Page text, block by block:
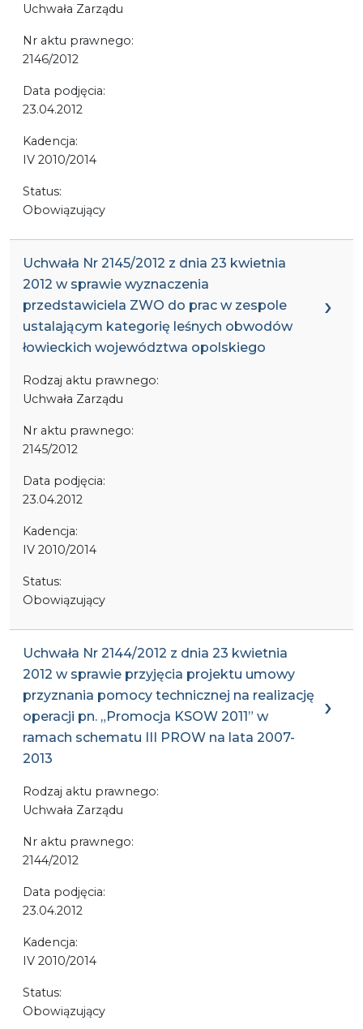
Uchwała Zarządu
Nr aktu prawnego:
2146/2012
Data podjęcia:
23.04.2012
Kadencja:
IV 2010/2014
Status:
Obowiązujący
Uchwała Nr 2145/2012 z dnia 23 kwietnia
2012 w sprawie wyznaczenia
przedstawiciela ZWO do prac w zespole
ustalającym kategorię leśnych obwodów
łowieckich województwa opolskiego
Rodzaj aktu prawnego:
Uchwała Zarządu
Nr aktu prawnego:
2145/2012
Data podjęcia:
23.04.2012
Kadencja:
IV 2010/2014
Status:
Obowiązujący
Uchwała Nr 2144/2012 z dnia 23 kwietnia
2012 w sprawie przyjęcia projektu umowy
przyznania pomocy technicznej na realizację
operacji pn. „Promocja KSOW 2011” w
ramach schematu III PROW na lata 2007-
2013
Rodzaj aktu prawnego:
Uchwała Zarządu
Nr aktu prawnego:
2144/2012
Data podjęcia:
23.04.2012
Kadencja:
IV 2010/2014
Status:
Obowiązujący